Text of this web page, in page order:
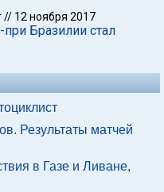
// 12 ноября 2017
Бразилии стал
Результаты матчей
в Газе и Ливане,